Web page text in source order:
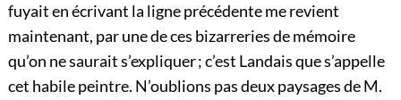
fuyait en écrivant la ligne précédente me revient
maintenant, par une de ces bizarreries de mémoire
qu’on ne saurait s’expliquer ; c’est Landais que s’appelle
cet habile peintre. N’oublions pas deux paysages de M.